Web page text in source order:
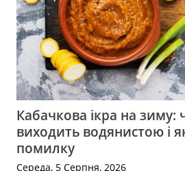
Кабачкова ікра на зиму:
виходить водянистою і
помилку
Середа, 5 Серпня, 2026